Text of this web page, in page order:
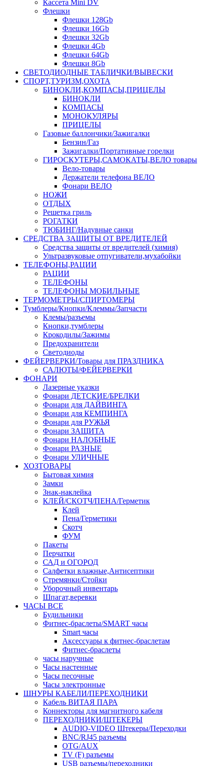
Кассета Mini DV
Флешки
Флешки 128Gb
Флешки 16Gb
Флешки 32Gb
Флешки 4Gb
Флешки 64Gb
Флешки 8Gb
СВЕТОДИОДНЫЕ ТАБЛИЧКИ/ВЫВЕСКИ
СПОРТ,ТУРИЗМ,ОХОТА
БИНОКЛИ,КОМПАСЫ,ПРИЦЕЛЫ
БИНОКЛИ
КОМПАСЫ
МОНОКУЛЯРЫ
ПРИЦЕЛЫ
Газовые баллончики/Зажигалки
Бензин/Газ
Зажигалки/Портативные горелки
ГИРОСКУТЕРЫ,САМОКАТЫ,ВЕЛО товары
Вело-товары
Держатели телефона ВЕЛО
Фонари ВЕЛО
НОЖИ
ОТДЫХ
Решетка гриль
РОГАТКИ
ТЮБИНГ/Надувные санки
СРЕДСТВА ЗАЩИТЫ ОТ ВРЕДИТЕЛЕЙ
Средства защиты от вредителей (химия)
Ультразвуковые отпугиватели,мухабойки
ТЕЛЕФОНЫ,РАЦИИ
РАЦИИ
ТЕЛЕФОНЫ
ТЕЛЕФОНЫ МОБИЛЬНЫЕ
ТЕРМОМЕТРЫ/СПИРТОМЕРЫ
Тумблеры/Кнопки/Клеммы/Запчасти
Клемы/разъемы
Кнопки,тумблеры
Крокодилы/Зажимы
Предохранители
Светодиоды
ФЕЙЕРВЕРКИ/Товары для ПРАЗДНИКА
САЛЮТЫ/ФЕЙЕРВЕРКИ
ФОНАРИ
Лазерные указки
Фонари ДЕТСКИЕ/БРЕЛКИ
Фонари для ДАЙВИНГА
Фонари для КЕМПИНГА
Фонари для РУЖЬЯ
Фонари ЗАЩИТА
Фонари НАЛОБНЫЕ
Фонари РАЗНЫЕ
Фонари УЛИЧНЫЕ
ХОЗТОВАРЫ
Бытовая химия
Замки
Знак-наклейка
КЛЕЙ/СКОТЧ/ПЕНА/Герметик
Клей
Пена/Герметики
Скотч
ФУМ
Пакеты
Перчатки
САД и ОГОРОД
Салфетки влажные,Антисептики
Стремянки/Стойки
Уборочный инвентарь
Шпагат,веревки
ЧАСЫ ВСЕ
Будильники
Фитнес-браслеты/SMART часы
Smart часы
Аксессуары к фитнес-браслетам
Фитнес-браслеты
часы наручные
Часы настенные
Часы песочные
Часы электронные
ШНУРЫ КАБЕЛИ/ПЕРЕХОДНИКИ
Кабель ВИТАЯ ПАРА
Коннекторы для магнитного кабеля
ПЕРЕХОДНИКИ/ШТЕКЕРЫ
AUDIO-VIDEO Штекеры/Переходки
BNC/RJ45 разъемы
OTG/AUX
TV (F) разъемы
USB разъемы/переходники